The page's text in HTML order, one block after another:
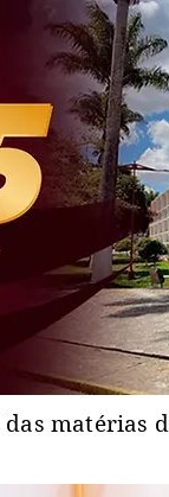
matérias